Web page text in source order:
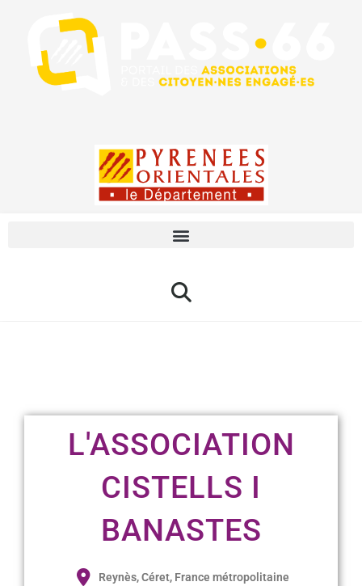
L'ASSOCIATION
CISTELLS I
BANASTES
Reynès, Céret, France métropolitaine